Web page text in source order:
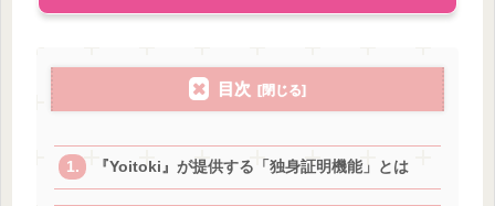
目次
『Yoitoki』が提供する「独身証明機能」とは